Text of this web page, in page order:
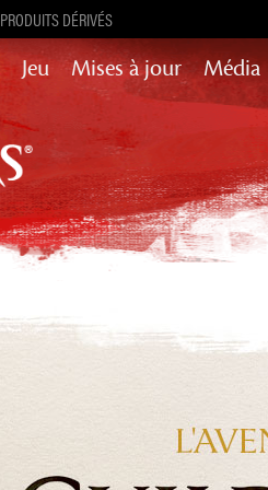
PRODUITS DÉRIVÉS
Jeu Mises à jour
Mises à jour de contenu pour l’histoire,
succès et encore plus
Heart of Thorns
Path of Fire
End of Dragons
Janthir Wilds
Média